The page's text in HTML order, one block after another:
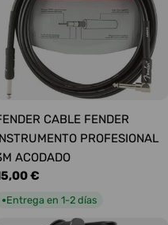
CABLE FENDER
PROFESIONAL
ACODADO
habitual
€
●Entrega en 1-2 días